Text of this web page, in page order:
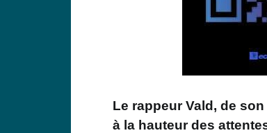
Le rappeur Vald, de
à la hauteur des